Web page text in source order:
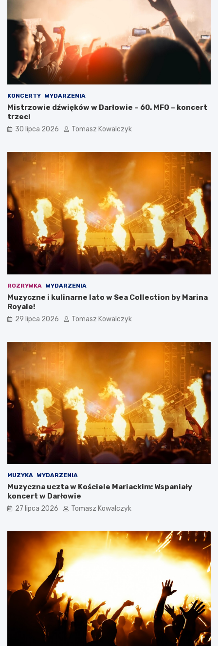
KONCERTY WYDARZENIA
Mistrzowie dźwięków w Darłowie – 60. MFO – koncert
trzeci
30 lipca 2026 Tomasz Kowalczyk
ROZRYWKA WYDARZENIA
Muzyczne i kulinarne lato w Sea Collection by Marina
Royale!
29 lipca 2026 Tomasz Kowalczyk
MUZYKA WYDARZENIA
Muzyczna uczta w Kościele Mariackim: Wspaniały
koncert w Darłowie
27 lipca 2026 Tomasz Kowalczyk